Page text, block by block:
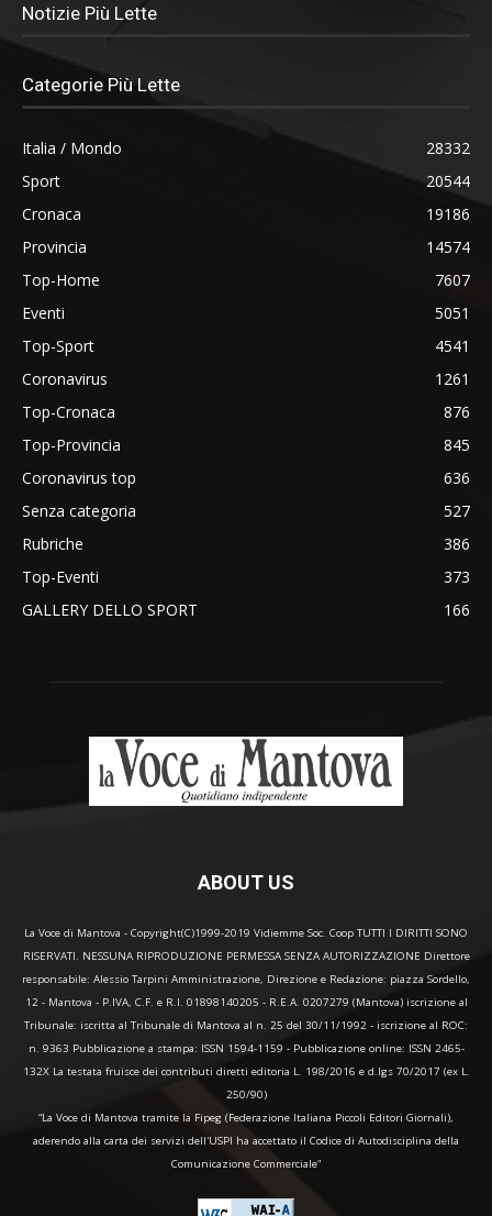
Notizie Più Lette
Categorie Più Lette
Italia / Mondo
28332
Sport
20544
Cronaca
19186
Provincia
14574
Top-Home
7607
Eventi
5051
Top-Sport
4541
Coronavirus
1261
Top-Cronaca
876
Top-Provincia
845
Coronavirus top
636
Senza categoria
527
Rubriche
386
Top-Eventi
373
GALLERY DELLO SPORT
166
ABOUT US
La Voce di Mantova - Copyright(C)1999-2019 Vidiemme Soc. Coop TUTTI I DIRITTI SONO
RISERVATI. NESSUNA RIPRODUZIONE PERMESSA SENZA AUTORIZZAZIONE Direttore
responsabile: Alessio Tarpini Amministrazione, Direzione e Redazione: piazza Sordello,
12 - Mantova - P.IVA, C.F. e R.I. 01898140205 - R.E.A. 0207279 (Mantova) iscrizione al
Tribunale: iscritta al Tribunale di Mantova al n. 25 del 30/11/1992 - iscrizione al ROC:
n. 9363 Pubblicazione a stampa: ISSN 1594-1159 - Pubblicazione online: ISSN 2465-
132X La testata fruisce dei contributi diretti editoria L. 198/2016 e d.lgs 70/2017 (ex L.
250/90)
“La Voce di Mantova tramite la Fipeg (Federazione Italiana Piccoli Editori Giornali),
aderendo alla carta dei servizi dell'USPI ha accettato il Codice di Autodisciplina della
Comunicazione Commerciale"